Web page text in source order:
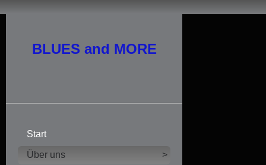
BLUES and MORE
Start
>
Über uns